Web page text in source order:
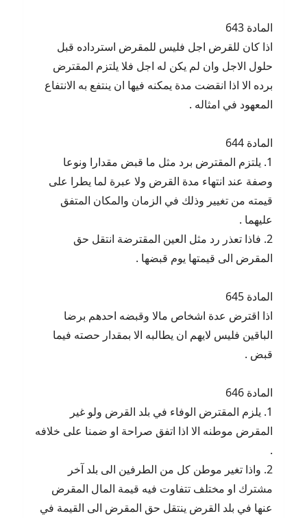
المادة 643
اذا كان للقرض اجل فليس للمقرض استرداده قبل
حلول الاجل وان لم يكن له اجل فلا يلتزم المقترض
برده الا اذا انقضت مدة يمكنه فيها ان ينتفع به الانتفاع
المعهود في امثاله .
المادة 644
1. يلتزم المقترض برد مثل ما قبض مقدارا ونوعا
وصفة عند انتهاء مدة القرض ولا عبرة لما يطرا على
قيمته من تغيير وذلك في الزمان والمكان المتفق
عليهما .
2. فاذا تعذر رد مثل العين المقترضة انتقل حق
المقرض الى قيمتها يوم قبضها .
المادة 645
اذا اقترض عدة اشخاص مالا وقبضه احدهم برضا
الباقين فليس لايهم ان يطالبه الا بمقدار حصته فيما
قبض .
المادة 646
1. يلزم المقترض الوفاء في بلد القرض ولو غير
المقرض موطنه الا اذا اتفق صراحة او ضمنا على خلافه
.
2. واذا تغير موطن كل من الطرفين الى بلد آخر
مشترك او مختلف تتفاوت فيه قيمة المال المقرض
عنها في بلد القرض ينتقل حق المقرض الى القيمة في